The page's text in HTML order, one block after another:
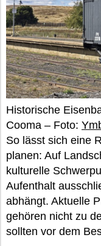
Historische
Cooma – Foto:
So lässt sich eine
planen: Auf
kulturelle
Aufenthalt
abhängt. Aktuelle
gehören nicht zu
sollten vor dem